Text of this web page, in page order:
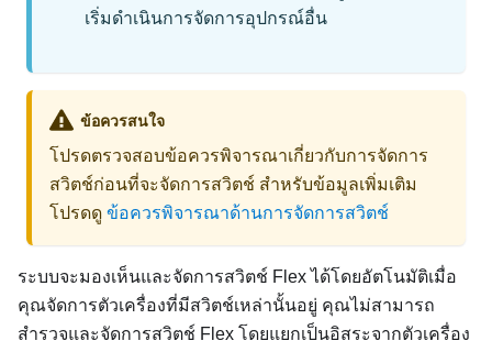
เริ่มดำเนินการจัดการอุปกรณ์อื่น
ข้อควรสนใจ
โปรดตรวจสอบข้อควรพิจารณาเกี่ยวกับการจัดการ
สวิตช์ก่อนที่จะจัดการสวิตช์ สำหรับข้อมูลเพิ่มเติม
โปรดดู ข้อควรพิจารณาด้านการจัดการสวิตช์
ระบบจะมองเห็นและจัดการสวิตช์ Flex ได้โดยอัตโนมัติเมื่อ
คุณจัดการตัวเครื่องที่มีสวิตช์เหล่านั้นอยู่ คุณไม่สามารถ
สำรวจและจัดการสวิตช์ Flex โดยแยกเป็นอิสระจากตัวเครื่อง